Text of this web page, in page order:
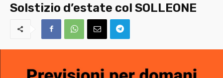
Solstizio d’estate col SOLLEONE